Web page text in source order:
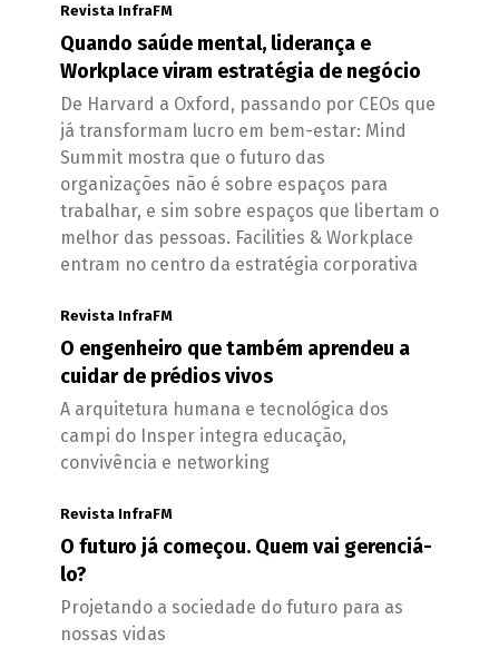
Revista InfraFM
Quando saúde mental, liderança e
Workplace viram estratégia de negócio
De Harvard a Oxford, passando por CEOs que
já transformam lucro em bem-estar: Mind
Summit mostra que o futuro das
organizações não é sobre espaços para
trabalhar, e sim sobre espaços que libertam o
melhor das pessoas. Facilities & Workplace
entram no centro da estratégia corporativa
Revista InfraFM
O engenheiro que também aprendeu a
cuidar de prédios vivos
A arquitetura humana e tecnológica dos
campi do Insper integra educação,
convivência e networking
Revista InfraFM
O futuro já começou. Quem vai gerenciá-
lo?
Projetando a sociedade do futuro para as
nossas vidas